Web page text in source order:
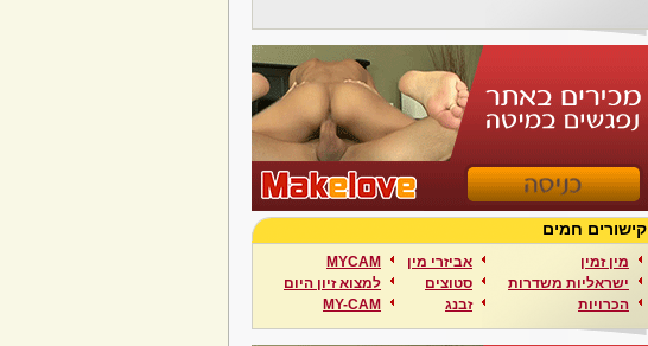
קישורים חמים
מין זמין
ישראליות משדרות
הכרויות
אביזרי מין
סטוצים
זבנג
MYCAM
למצוא זיון היום
MY-CAM